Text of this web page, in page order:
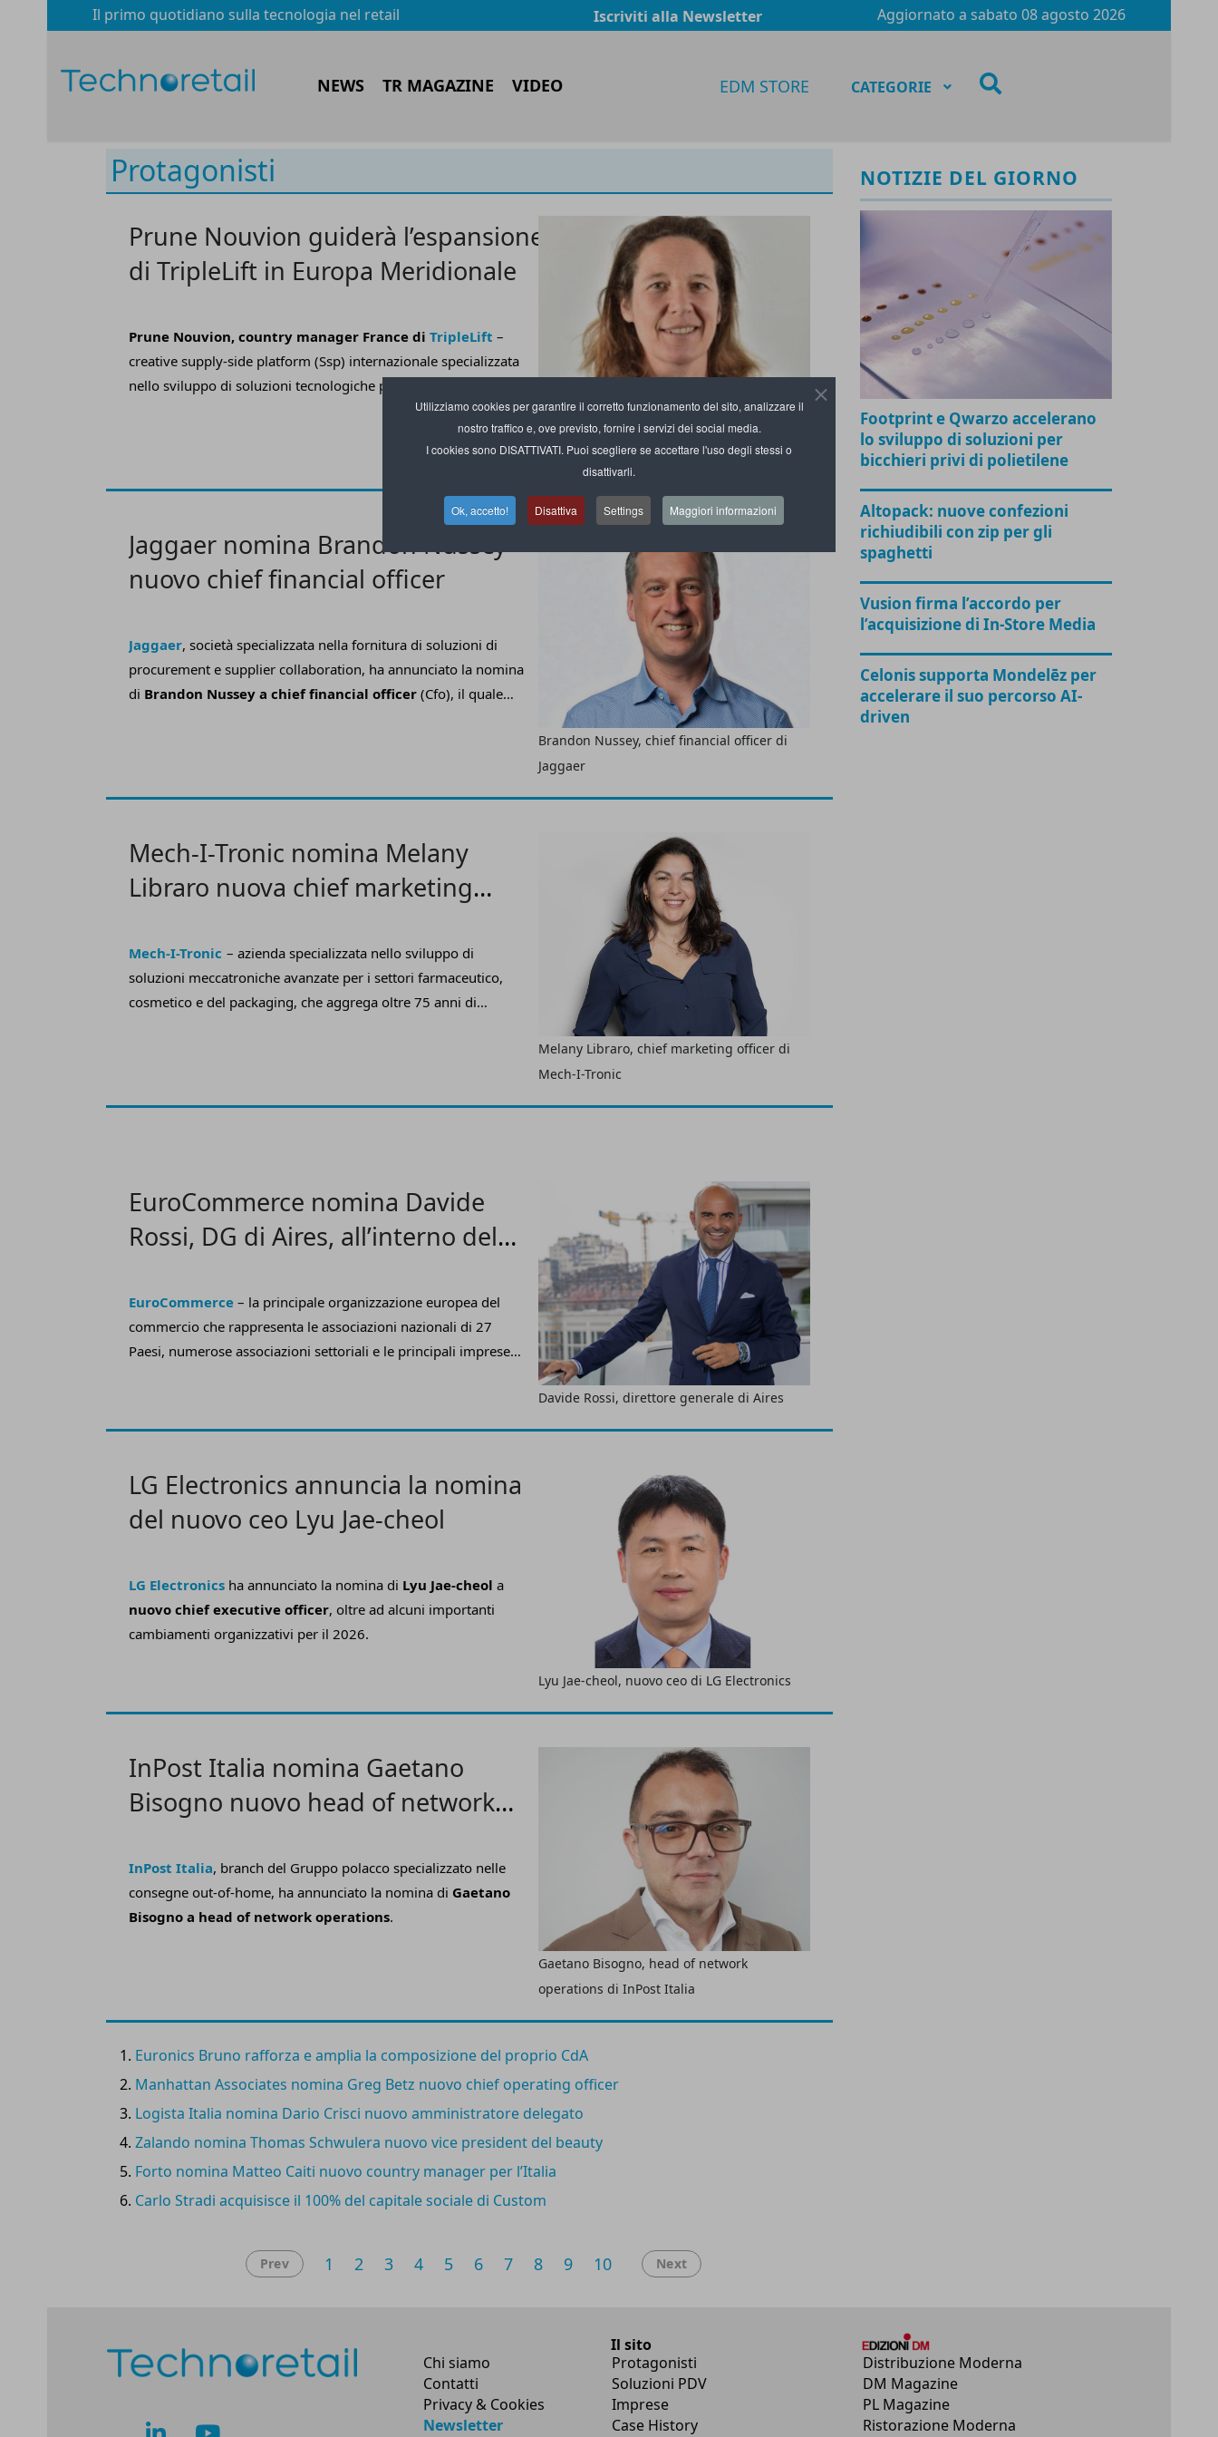
Utilizziamo cookies per garantire il corretto funzionamento del sito, analizzare il
nostro traffico e, ove previsto, fornire i servizi dei social media.
I cookies sono DISATTIVATI. Puoi scegliere se accettare l'uso degli stessi o
disattivarli.
Ok, accetto! Disattiva Settings Maggiori informazioni
Il primo quotidiano sulla tecnologia nel retail Iscriviti alla Newsletter Aggiornato a sabato 08 agosto 2026
NEWS TR MAGAZINE VIDEO EDM STORE CATEGORIE
Protagonisti
Prune Nouvion guiderà l’espansione
di TripleLift in Europa Meridionale
Prune Nouvion, country manager France di TripleLift –
creative supply-side platform (Ssp) internazionale specializzata
nello sviluppo di soluzioni tecnologiche proprietarie che
guiderà la strategia di
espansione dell’azienda in Europa Meridionale, nel ruolo
partnership con
Witailer in Italia
Prune Nouvion, head of Southern Europe di
TripleLift
Jaggaer nomina Brandon Nussey
nuovo chief financial officer
Jaggaer, società specializzata nella fornitura di soluzioni di
procurement e supplier collaboration, ha annunciato la nomina
di Brandon Nussey a chief financial officer (Cfo), il quale
Brandon Nussey, chief financial officer di
Jaggaer
Mech-I-Tronic nomina Melany
Libraro nuova chief marketing
Mech-I-Tronic – azienda specializzata nello sviluppo di
soluzioni meccatroniche avanzate per i settori farmaceutico,
cosmetico e del packaging, che aggrega oltre 75 anni di
Melany Libraro, chief marketing officer di
Mech-I-Tronic
EuroCommerce nomina Davide
Rossi, DG di Aires, all’interno del
EuroCommerce – la principale organizzazione europea del
commercio che rappresenta le associazioni nazionali di 27
Paesi, numerose associazioni settoriali e le principali imprese
distributivi dell’elettronica di consumo.
Davide Rossi, direttore generale di Aires
LG Electronics annuncia la nomina
del nuovo ceo Lyu Jae-cheol
LG Electronics ha annunciato la nomina di Lyu Jae-cheol a
nuovo chief executive officer, oltre ad alcuni importanti
cambiamenti organizzativi per il 2026.
Lyu Jae-cheol, nuovo ceo di LG Electronics
InPost Italia nomina Gaetano
Bisogno nuovo head of network
InPost Italia, branch del Gruppo polacco specializzato nelle
consegne out-of-home, ha annunciato la nomina di Gaetano
Bisogno a head of network operations.
Gaetano Bisogno, head of network
operations di InPost Italia
Euronics Bruno rafforza e amplia la composizione del proprio CdA
Manhattan Associates nomina Greg Betz nuovo chief operating officer
Logista Italia nomina Dario Crisci nuovo amministratore delegato
Zalando nomina Thomas Schwulera nuovo vice president del beauty
Forto nomina Matteo Caiti nuovo country manager per l’Italia
Carlo Stradi acquisisce il 100% del capitale sociale di Custom
Prev 1 2 3 4 5 6 7 8 9 10 Next
NOTIZIE DEL GIORNO
Footprint e Qwarzo accelerano
lo sviluppo di soluzioni per
bicchieri privi di polietilene
Altopack: nuove confezioni
richiudibili con zip per gli
spaghetti
Vusion firma l’accordo per
l’acquisizione di In-Store Media
Celonis supporta Mondelēz per
accelerare il suo percorso AI-
driven
Il sito
Chi siamo
Contatti
Privacy & Cookies
Newsletter
Protagonisti
Soluzioni PDV
Imprese
Case History
Distribuzione Moderna
DM Magazine
PL Magazine
Ristorazione Moderna